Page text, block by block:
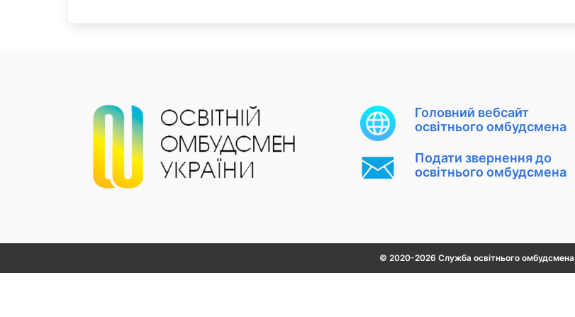
Головний вебсайт
освітнього омбудсмена
Подати звернення до
освітнього омбудсмена
© 2020-2026 Служба освітнього омбудсмена